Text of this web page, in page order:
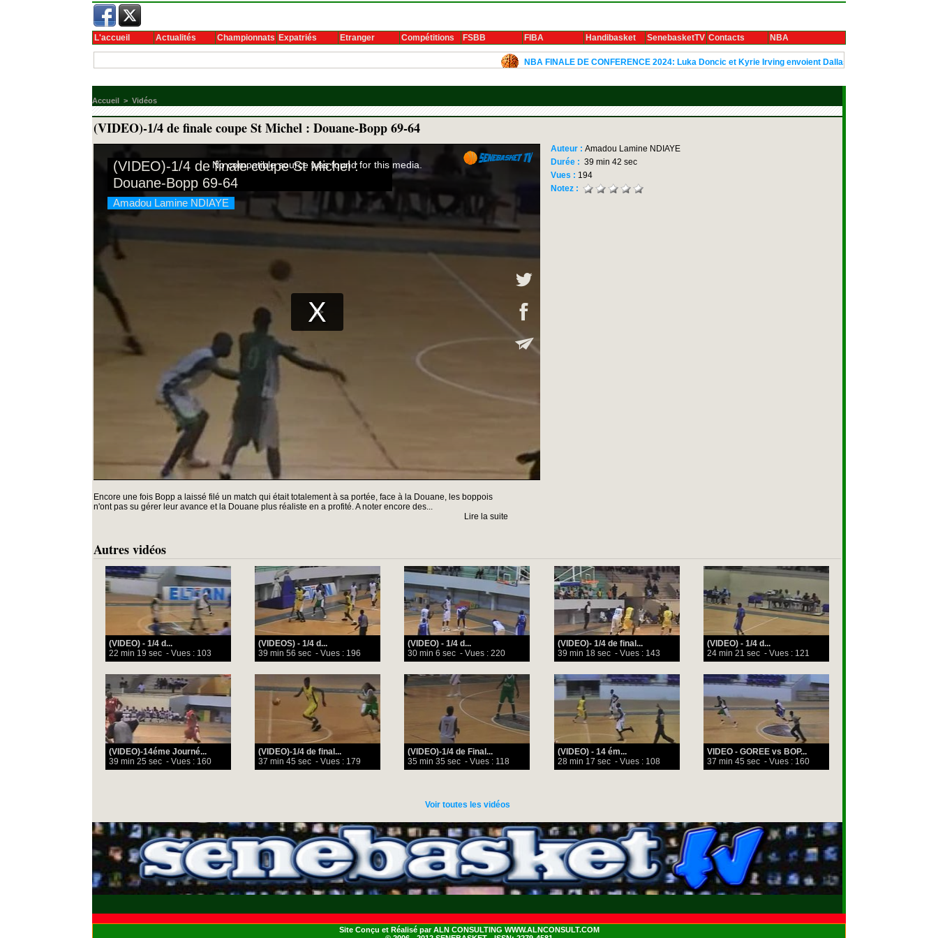
L'accueil Actualités Championnats Expatriés Etranger Compétitions FSBB FIBA Handibasket SenebasketTV Contacts NBA
NBA FINALE DE CONFERENCE 2024: Luka Doncic et Kyrie Irving envoient Dallas en finale
Accueil > Vidéos
(VIDEO)-1/4 de finale coupe St Michel : Douane-Bopp 69-64
Auteur : Amadou Lamine NDIAYE
Durée : 39 min 42 sec
Vues : 194
Notez :
Encore une fois Bopp a laissé filé un match qui était totalement à sa portée, face à la Douane, les boppois
n'ont pas su gérer leur avance et la Douane plus réaliste en a profité. A noter encore des...
Lire la suite
Autres vidéos
(VIDEO) - 1/4 d...
22 min 19 sec - Vues : 103
(VIDEOS) - 1/4 d...
39 min 56 sec - Vues : 196
(VIDEO) - 1/4 d...
30 min 6 sec - Vues : 220
(VIDEO)- 1/4 de final...
39 min 18 sec - Vues : 143
(VIDEO) - 1/4 d...
24 min 21 sec - Vues : 121
(VIDEO)-14éme Journé...
39 min 25 sec - Vues : 160
(VIDEO)-1/4 de final...
37 min 45 sec - Vues : 179
(VIDEO)-1/4 de Final...
35 min 35 sec - Vues : 118
(VIDEO) - 14 ém...
28 min 17 sec - Vues : 108
VIDEO - GOREE vs BOP...
37 min 45 sec - Vues : 160
Voir toutes les vidéos
Site Conçu et Réalisé par ALN CONSULTING WWW.ALNCONSULT.COM